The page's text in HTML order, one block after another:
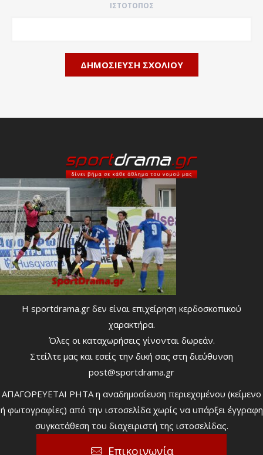
ΙΣΤΌΤΟΠΟΣ
Η sportdrama.gr δεν είναι επιχείρηση κερδοσκοπικού
χαρακτήρα.
Όλες οι καταχωρήσεις γίνονται δωρεάν.
Στείλτε μας και εσείς την δική σας στη διεύθυνση
post@sportdrama.gr
ΑΠΑΓΟΡΕΥΕΤΑΙ ΡΗΤΑ η αναδημοσίευση περιεχομένου (κείμενο
ή φωτογραφίες) από την ιστοσελίδα χωρίς να υπάρξει έγγραφη
συγκατάθεση του διαχειριστή της ιστοσελίδας.
Επικοινωνία